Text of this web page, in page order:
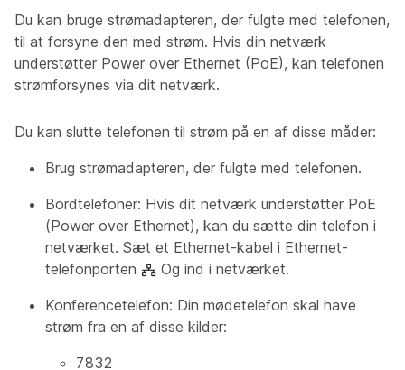
Du kan bruge strømadapteren, der fulgte med telefonen,
til at forsyne den med strøm. Hvis din netværk
understøtter Power over Ethernet (PoE), kan telefonen
strømforsynes via dit netværk.
Du kan slutte telefonen til strøm på en af disse måder:
Brug strømadapteren, der fulgte med telefonen.
Bordtelefoner: Hvis dit netværk understøtter PoE
(Power over Ethernet), kan du sætte din telefon i
netværket. Sæt et Ethernet-kabel i Ethernet-
telefonporten
Og ind i netværket.
Konferencetelefon: Din mødetelefon skal have
strøm fra en af disse kilder:
7832